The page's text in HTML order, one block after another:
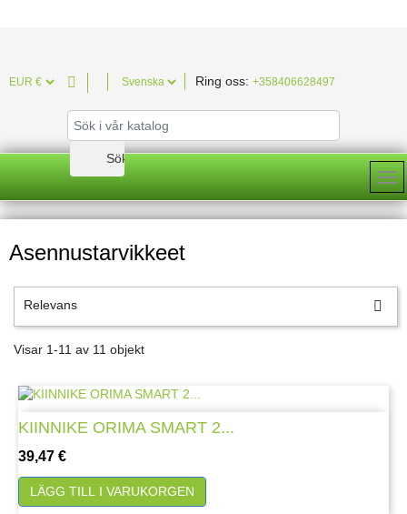
 Ring oss: +358406628497
Asennustarvikkeet
Relevans 
Visar 1-11 av 11 objekt
KIINNIKE ORIMA SMART 2...
Pris
39,47 €
LÄGG TILL I VARUKORGEN